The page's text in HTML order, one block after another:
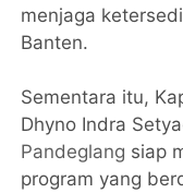
menjaga
Banten.
Sementara itu,
Dhyno Indra
Pandeglang siap
program yang